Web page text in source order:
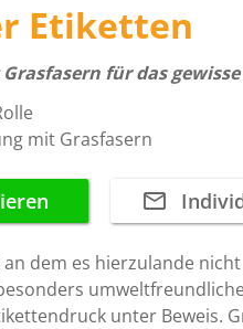
Etiketten
für das gewisse
mit Grasfasern
dem es hierzulande
unter Beweis.